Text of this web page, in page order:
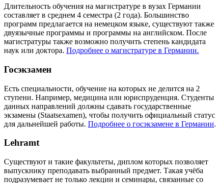
Длительность обучения на магистратуре в вузах Германии
составляет в среднем 4 семестра (2 года). Большинство
программ предлагается на немецком языке, существуют также
двуязычные программы и программы на английском. После
магистратуры также возможно получить степень кандидата
наук или доктора. Подробнее о магистратуре в Германии.
Госэкзамен
Есть специальности, обучение на которых не делится на 2
ступени. Например, медицина или юриспруденция. Студенты
данных направлений должны сдавать государственные
экзамены (Staatsexamen), чтобы получить официальный статус
для дальнейшей работы. Подробнее о госэкзамене в Германии.
Lehramt
Существуют и такие факультеты, диплом которых позволяет
выпускнику преподавать выбранный предмет. Такая учёба
подразумевает не только лекции и семинары, связанные со